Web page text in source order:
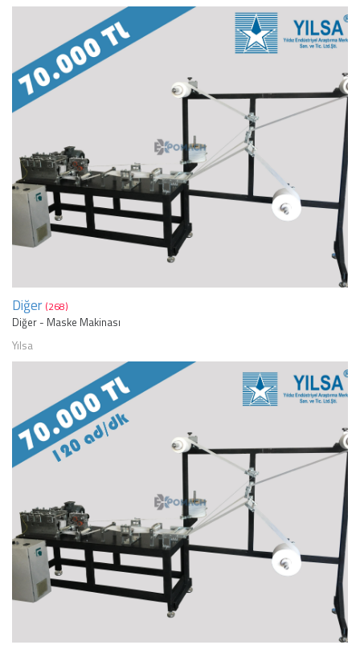
Diğer (268)
Diğer - Maske Makinası
Yılsa